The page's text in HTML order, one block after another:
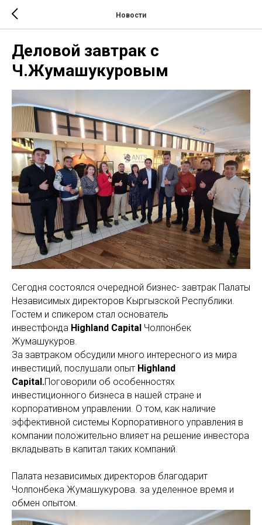
Новости
Деловой завтрак с
Ч.Жумашукуровым
Сегодня состоялся очередной бизнес- завтрак Палаты
Независимых директоров Кыргызской Республики.
Гостем и спикером стал основатель
инвестфонда Highland Capital Чолпонбек
Жумашукуров.
За завтраком обсудили много интересного из мира
инвестиций, послушали опыт Highland
Capital.Поговорили об особенностях
инвестиционного бизнеса в нашей стране и
корпоративном управлении. О том, как наличие
эффективной системы Корпоративного управления в
компании положительно влияет на решение инвестора
вкладывать в капитал таких компаний.
Палата независимых директоров благодарит
Чолпонбека Жумашукурова. за уделенное время и
обмен опытом.